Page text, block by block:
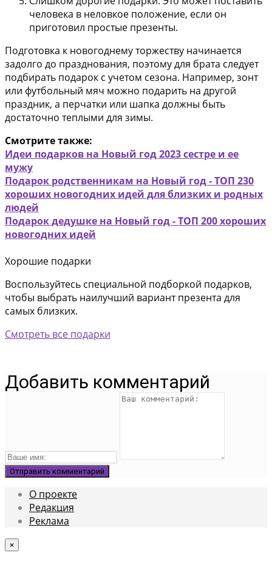
человека в неловкое положение, если он
приготовил простые презенты.
Подготовка к новогоднему торжеству начинается
задолго до празднования, поэтому для брата следует
подбирать подарок с учетом сезона. Например, зонт
или футбольный мяч можно подарить на другой
праздник, а перчатки или шапка должны быть
достаточно теплыми для зимы.
Смотрите также:
Идеи подарков на Новый год 2023 сестре и ее
мужу
Подарок родственникам на Новый год - ТОП 230
хороших новогодних идей для близких и родных
людей
Подарок дедушке на Новый год - ТОП 200 хороших
новогодних идей
Хорошие подарки
Воспользуйтесь специальной подборкой подарков,
чтобы выбрать наилучший вариант презента для
самых близких.
Смотреть все подарки
Добавить комментарий
О проекте
Редакция
Реклама
×